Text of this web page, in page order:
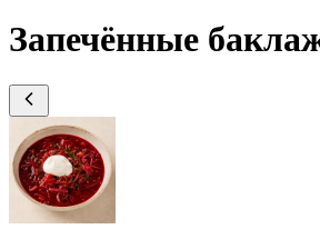
Запечённые